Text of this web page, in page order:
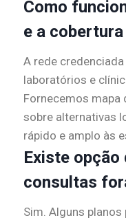
Como
e a
A rede
laboratórios e
Fornecemos mapa
sobre alternativas
rápido e amplo às
Existe opção
consultas
Sim. Alguns